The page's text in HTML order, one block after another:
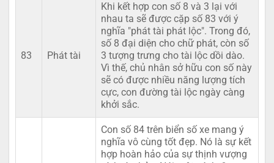
83 Phát tài
Khi kết hợp con số 8 và 3 lại với
nhau ta sẽ được cặp số 83 với ý
nghĩa "phát tài phát lộc". Trong đó,
số 8 đại diện cho chữ phát, còn số
3 tượng trưng cho tài lộc dồi dào.
Vì thế, chủ nhân sở hữu con số này
sẽ có được nhiều năng lượng tích
cực, con đường tài lộc ngày càng
khởi sắc.
Con số 84 trên biển số xe mang ý
nghĩa vô cùng tốt đẹp. Nó là sự kết
hợp hoàn hảo của sự thịnh vượng